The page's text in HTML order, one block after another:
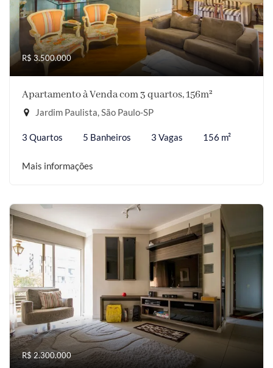
R$ 3.500.000
Apartamento à Venda com 3 quartos, 156m²
Jardim Paulista, São Paulo-SP
3 Quartos 5 Banheiros 3 Vagas 156 m²
Mais informações
R$ 2.300.000